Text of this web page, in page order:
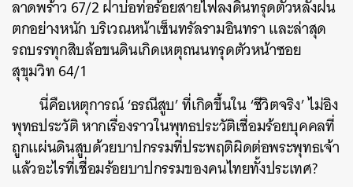
ลาดพร้าว 67/2 ฝาบ่อท่อร้อยสายไฟลงดินทรุดตัวหลังฝน
ตกอย่างหนัก บริเวณหน้าเซ็นทรัลรามอินทรา และล่าสุด
รถบรรทุกสิบล้อขนดินเกิดเหตุถนนทรุดตัวหน้าซอย
สุขุมวิท 64/1
นี่คือเหตุการณ์ ‘ธรณีสูบ’ ที่เกิดขึ้นใน ‘ชีวิตจริง’ ไม่อิง
พุทธประวัติ หากเรื่องราวในพุทธประวัติเชื่อมร้อยบุคคลที่
ถูกแผ่นดินสูบด้วยบาปกรรมที่ประพฤติผิดต่อพระพุทธเจ้า
แล้วอะไรที่เชื่อมร้อยบาปกรรมของคนไทยทั้งประเทศ?